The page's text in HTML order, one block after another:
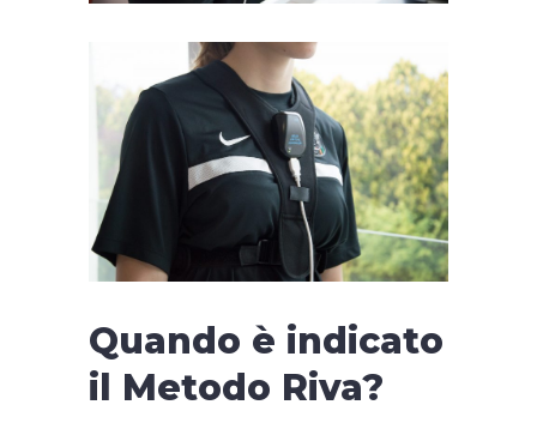
Quando è indicato
il Metodo Riva?